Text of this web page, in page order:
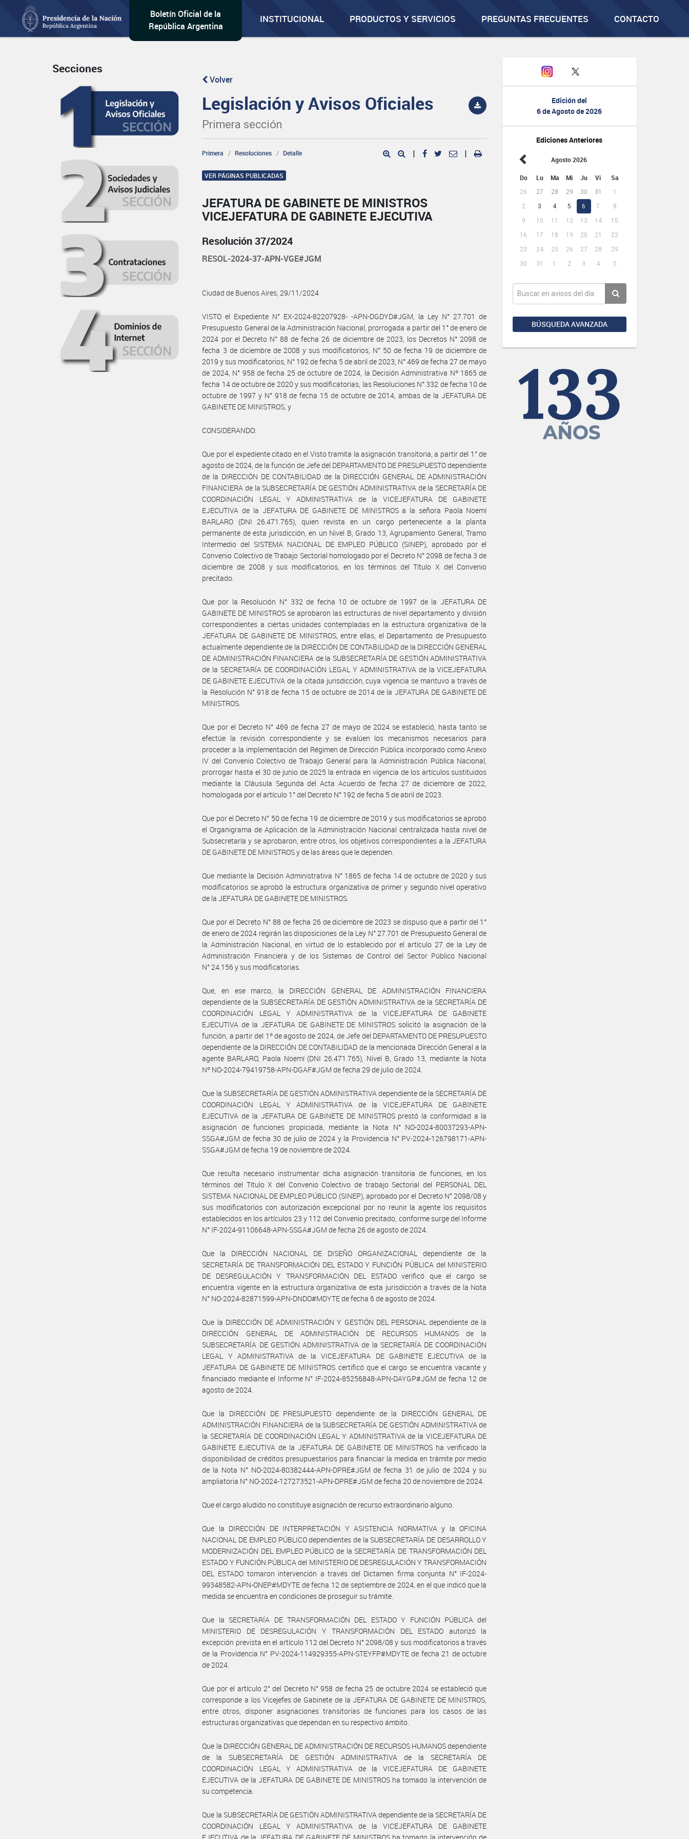
Boletín Oficial de la
República Argentina
INSTITUCIONAL PRODUCTOS Y SERVICIOS PREGUNTAS FRECUENTES CONTACTO
Edición del
6 de Agosto de 2026
Ediciones Anteriores
Agosto 2026
Do Lu Ma Mi Ju Vi Sa
26 27 28 29 30 31
1
2
3 4 5 6 7
8
9
10 11 12 13 14
15
16
17 18 19 20 21
22
23
24 25 26 27 28
29
30
31 1 2 3 4 5
BÚSQUEDA AVANZADA
Secciones
Volver
Legislación y Avisos Oficiales
Primera sección
Primera Resoluciones Detalle | |
VER PÁGINAS PUBLICADAS
JEFATURA DE GABINETE DE MINISTROS
VICEJEFATURA DE GABINETE EJECUTIVA
Resolución 37/2024
RESOL-2024-37-APN-VGE#JGM
Ciudad de Buenos Aires, 29/11/2024
VISTO el Expediente N° EX-2024-82207928- -APN-DGDYD#JGM, la Ley N° 27.701 de
Presupuesto General de la Administración Nacional, prorrogada a partir del 1° de enero de
2024 por el Decreto N° 88 de fecha 26 de diciembre de 2023, los Decretos N° 2098 de
fecha 3 de diciembre de 2008 y sus modificatorios, N° 50 de fecha 19 de diciembre de
2019 y sus modificatorios, N° 192 de fecha 5 de abril de 2023, N° 469 de fecha 27 de mayo
de 2024, N° 958 de fecha 25 de octubre de 2024, la Decisión Administrativa Nº 1865 de
fecha 14 de octubre de 2020 y sus modificatorias, las Resoluciones N° 332 de fecha 10 de
octubre de 1997 y N° 918 de fecha 15 de octubre de 2014, ambas de la JEFATURA DE
GABINETE DE MINISTROS, y
CONSIDERANDO:
Que por el expediente citado en el Visto tramita la asignación transitoria, a partir del 1° de
agosto de 2024, de la función de Jefe del DEPARTAMENTO DE PRESUPUESTO dependiente
de la DIRECCIÓN DE CONTABILIDAD de la DIRECCIÓN GENERAL DE ADMINISTRACIÓN
FINANCIERA de la SUBSECRETARÍA DE GESTIÓN ADMINISTRATIVA de la SECRETARÍA DE
COORDINACIÓN LEGAL Y ADMINISTRATIVA de la VICEJEFATURA DE GABINETE
EJECUTIVA de la JEFATURA DE GABINETE DE MINISTROS a la señora Paola Noemí
BARLARO (DNI 26.471.765), quien revista en un cargo perteneciente a la planta
permanente de esta jurisdicción, en un Nivel B, Grado 13, Agrupamiento General, Tramo
Intermedio del SISTEMA NACIONAL DE EMPLEO PÚBLICO (SINEP), aprobado por el
Convenio Colectivo de Trabajo Sectorial homologado por el Decreto N° 2098 de fecha 3 de
diciembre de 2008 y sus modificatorios, en los términos del Título X del Convenio
precitado.
Que por la Resolución N° 332 de fecha 10 de octubre de 1997 de la JEFATURA DE
GABINETE DE MINISTROS se aprobaron las estructuras de nivel departamento y división
correspondientes a ciertas unidades contempladas en la estructura organizativa de la
JEFATURA DE GABINETE DE MINISTROS, entre ellas, el Departamento de Presupuesto
actualmente dependiente de la DIRECCIÓN DE CONTABILIDAD de la DIRECCIÓN GENERAL
DE ADMINISTRACIÓN FINANCIERA de la SUBSECRETARÍA DE GESTIÓN ADMINISTRATIVA
de la SECRETARÍA DE COORDINACIÓN LEGAL Y ADMINISTRATIVA de la VICEJEFATURA
DE GABINETE EJECUTIVA de la citada jurisdicción, cuya vigencia se mantuvo a través de
la Resolución N° 918 de fecha 15 de octubre de 2014 de la JEFATURA DE GABINETE DE
MINISTROS.
Que por el Decreto N° 469 de fecha 27 de mayo de 2024 se estableció, hasta tanto se
efectúe la revisión correspondiente y se evalúen los mecanismos necesarios para
proceder a la implementación del Régimen de Dirección Pública incorporado como Anexo
IV del Convenio Colectivo de Trabajo General para la Administración Pública Nacional,
prorrogar hasta el 30 de junio de 2025 la entrada en vigencia de los artículos sustituidos
mediante la Cláusula Segunda del Acta Acuerdo de fecha 27 de diciembre de 2022,
homologada por el artículo 1° del Decreto N° 192 de fecha 5 de abril de 2023.
Que por el Decreto N° 50 de fecha 19 de diciembre de 2019 y sus modificatorios se aprobó
el Organigrama de Aplicación de la Administración Nacional centralizada hasta nivel de
Subsecretaría y se aprobaron, entre otros, los objetivos correspondientes a la JEFATURA
DE GABINETE DE MINISTROS y de las áreas que le dependen.
Que mediante la Decisión Administrativa N° 1865 de fecha 14 de octubre de 2020 y sus
modificatorios se aprobó la estructura organizativa de primer y segundo nivel operativo
de la JEFATURA DE GABINETE DE MINISTROS.
Que por el Decreto N° 88 de fecha 26 de diciembre de 2023 se dispuso que a partir del 1°
de enero de 2024 regirán las disposiciones de la Ley N° 27.701 de Presupuesto General de
la Administración Nacional, en virtud de lo establecido por el artículo 27 de la Ley de
Administración Financiera y de los Sistemas de Control del Sector Público Nacional
N° 24.156 y sus modificatorias.
Que, en ese marco, la DIRECCIÓN GENERAL DE ADMINISTRACIÓN FINANCIERA
dependiente de la SUBSECRETARÍA DE GESTIÓN ADMINISTRATIVA de la SECRETARÍA DE
COORDINACIÓN LEGAL Y ADMINISTRATIVA de la VICEJEFATURA DE GABINETE
EJECUTIVA de la JEFATURA DE GABINETE DE MINISTROS solicitó la asignación de la
función, a partir del 1º de agosto de 2024, de Jefe del DEPARTAMENTO DE PRESUPUESTO
dependiente de la DIRECCIÓN DE CONTABILIDAD de la mencionada Dirección General a la
agente BARLARO, Paola Noemí (DNI 26.471.765), Nivel B, Grado 13, mediante la Nota
Nº NO-2024-79419758-APN-DGAF#JGM de fecha 29 de julio de 2024.
Que la SUBSECRETARÍA DE GESTIÓN ADMINISTRATIVA dependiente de la SECRETARÍA DE
COORDINACIÓN LEGAL Y ADMINISTRATIVA de la VICEJEFATURA DE GABINETE
EJECUTIVA de la JEFATURA DE GABINETE DE MINISTROS prestó la conformidad a la
asignación de funciones propiciada, mediante la Nota N° NO-2024-80037293-APN-
SSGA#JGM de fecha 30 de julio de 2024 y la Providencia N° PV-2024-126798171-APN-
SSGA#JGM de fecha 19 de noviembre de 2024.
Que resulta necesario instrumentar dicha asignación transitoria de funciones, en los
términos del Título X del Convenio Colectivo de trabajo Sectorial del PERSONAL DEL
SISTEMA NACIONAL DE EMPLEO PÚBLICO (SINEP), aprobado por el Decreto N° 2098/08 y
sus modificatorios con autorización excepcional por no reunir la agente los requisitos
establecidos en los artículos 23 y 112 del Convenio precitado, conforme surge del Informe
N° IF-2024-91106648-APN-SSGA#JGM de fecha 26 de agosto de 2024.
Que la DIRECCIÓN NACIONAL DE DISEÑO ORGANIZACIONAL dependiente de la
SECRETARÍA DE TRANSFORMACIÓN DEL ESTADO Y FUNCIÓN PÚBLICA del MINISTERIO
DE DESREGULACIÓN Y TRANSFORMACIÓN DEL ESTADO verificó que el cargo se
encuentra vigente en la estructura organizativa de esta jurisdicción a través de la Nota
N° NO-2024-82871599-APN-DNDO#MDYTE de fecha 6 de agosto de 2024.
Que la DIRECCIÓN DE ADMINISTRACIÓN Y GESTIÓN DEL PERSONAL dependiente de la
DIRECCIÓN GENERAL DE ADMINISTRACIÓN DE RECURSOS HUMANOS de la
SUBSECRETARÍA DE GESTIÓN ADMINISTRATIVA de la SECRETARÍA DE COORDINACIÓN
LEGAL Y ADMINISTRATIVA de la VICEJEFATURA DE GABINETE EJECUTIVA de la
JEFATURA DE GABINETE DE MINISTROS certificó que el cargo se encuentra vacante y
financiado mediante el Informe N° IF-2024-85256848-APN-DAYGP#JGM de fecha 12 de
agosto de 2024.
Que la DIRECCIÓN DE PRESUPUESTO dependiente de la DIRECCIÓN GENERAL DE
ADMINISTRACIÓN FINANCIERA de la SUBSECRETARÍA DE GESTIÓN ADMINISTRATIVA de
la SECRETARÍA DE COORDINACIÓN LEGAL Y ADMINISTRATIVA de la VICEJEFATURA DE
GABINETE EJECUTIVA de la JEFATURA DE GABINETE DE MINISTROS ha verificado la
disponibilidad de créditos presupuestarios para financiar la medida en trámite por medio
de la Nota N° NO-2024-80382444-APN-DPRE#JGM de fecha 31 de julio de 2024 y su
ampliatoria N° NO-2024-127273521-APN-DPRE#JGM de fecha 20 de noviembre de 2024.
Que el cargo aludido no constituye asignación de recurso extraordinario alguno.
Que la DIRECCIÓN DE INTERPRETACIÓN Y ASISTENCIA NORMATIVA y la OFICINA
NACIONAL DE EMPLEO PÚBLICO dependientes de la SUBSECRETARÍA DE DESARROLLO Y
MODERNIZACIÓN DEL EMPLEO PÚBLICO de la SECRETARÍA DE TRANSFORMACIÓN DEL
ESTADO Y FUNCIÓN PÚBLICA del MINISTERIO DE DESREGULACIÓN Y TRANSFORMACIÓN
DEL ESTADO tomaron intervención a través del Dictamen firma conjunta N° IF-2024-
99348582-APN-ONEP#MDYTE de fecha 12 de septiembre de 2024, en el que indicó que la
medida se encuentra en condiciones de proseguir su trámite.
Que la SECRETARÍA DE TRANSFORMACIÓN DEL ESTADO Y FUNCIÓN PÚBLICA del
MINISTERIO DE DESREGULACIÓN Y TRANSFORMACIÓN DEL ESTADO autorizó la
excepción prevista en el artículo 112 del Decreto N° 2098/08 y sus modificatorios a través
de la Providencia N° PV-2024-114929355-APN-STEYFP#MDYTE de fecha 21 de octubre
de 2024.
Que por el artículo 2° del Decreto N° 958 de fecha 25 de octubre 2024 se estableció que
corresponde a los Vicejefes de Gabinete de la JEFATURA DE GABINETE DE MINISTROS,
entre otros, disponer asignaciones transitorias de funciones para los casos de las
estructuras organizativas que dependan en su respectivo ámbito.
Que la DIRECCIÓN GENERAL DE ADMINISTRACIÓN DE RECURSOS HUMANOS dependiente
de la SUBSECRETARÍA DE GESTIÓN ADMINISTRATIVA de la SECRETARÍA DE
COORDINACIÓN LEGAL Y ADMINISTRATIVA de la VICEJEFATURA DE GABINETE
EJECUTIVA de la JEFATURA DE GABINETE DE MINISTROS ha tomado la intervención de
su competencia.
Que la SUBSECRETARÍA DE GESTIÓN ADMINISTRATIVA dependiente de la SECRETARÍA DE
COORDINACIÓN LEGAL Y ADMINISTRATIVA de la VICEJEFATURA DE GABINETE